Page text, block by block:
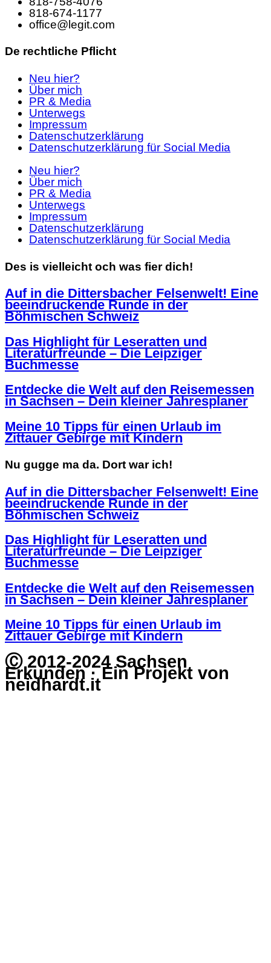
818-674-1177
office@legit.com
De rechtliche Pflicht
Neu hier?
Über mich
PR & Media
Unterwegs
Impressum
Datenschutzerklärung
Datenschutzerklärung für Social Media
Neu hier?
Über mich
PR & Media
Unterwegs
Impressum
Datenschutzerklärung
Datenschutzerklärung für Social Media
Des is vielleicht och was fier dich!
Auf in die Dittersbacher Felsenwelt! Eine
beeindruckende Runde in der
Böhmischen Schweiz
Das Highlight für Leseratten und
Literaturfreunde – Die Leipziger
Buchmesse
Entdecke die Welt auf den Reisemessen
in Sachsen – Dein kleiner Jahresplaner
Meine 10 Tipps für einen Urlaub im
Zittauer Gebirge mit Kindern
Nu gugge ma da. Dort war ich!
Auf in die Dittersbacher Felsenwelt! Eine
beeindruckende Runde in der
Böhmischen Schweiz
Das Highlight für Leseratten und
Literaturfreunde – Die Leipziger
Buchmesse
Entdecke die Welt auf den Reisemessen
in Sachsen – Dein kleiner Jahresplaner
Meine 10 Tipps für einen Urlaub im
Zittauer Gebirge mit Kindern
Ⓒ 2012-2024 Sachsen
Erkunden · Ein Projekt von
neidhardt.it